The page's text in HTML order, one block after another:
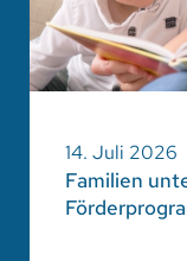
14. Juli 2026
Familien